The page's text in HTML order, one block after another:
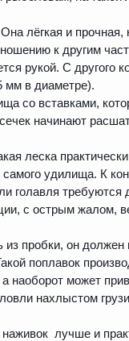
лёгкая и прочная,
к другим
рукой. С другого
мм в диаметре).
со вставками,
начинают
леска практически
удилища. К
голавля требуются
с острым жалом,
из пробки, он должен
поплавок
а наоборот может
нахлыстом
лучше и